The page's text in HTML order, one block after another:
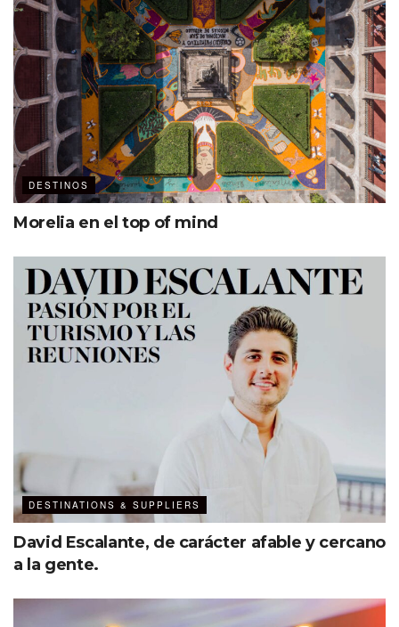
DESTINOS
Morelia en el top of mind
DESTINATIONS & SUPPLIERS
David Escalante, de carácter afable y cercano
a la gente.